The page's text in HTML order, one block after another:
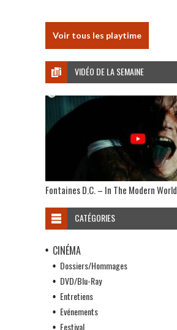
Voir tous les playtime
VIDÉO DE LA SEMAINE
Fontaines D.C. – In The Modern World
CATÉGORIES
CINÉMA
Dossiers/Hommages
DVD/Blu-Ray
Entretiens
Evénements
Festival